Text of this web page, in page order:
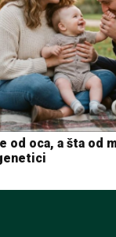
od oca, a šta od